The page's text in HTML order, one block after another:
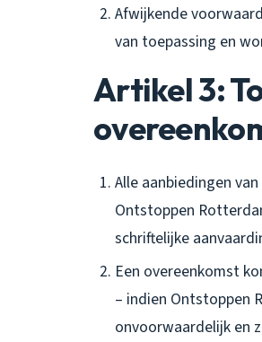
Afwijkende
van toepassing en
Artikel 3:
Alle aanbiedingen
Ontstoppen
schriftelijke
Een overeenkomst
– indien Ontstoppen
onvoorwaardelijk en